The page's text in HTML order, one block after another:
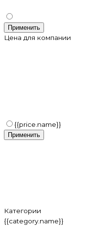
Применить
Цена для компании
{{price.name}}
Применить
Категории
{{category.name}}